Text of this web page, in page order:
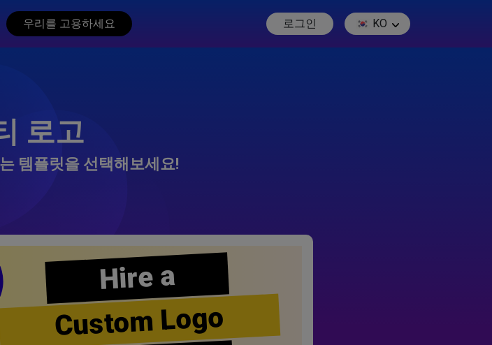
우리를 고용하세요 로그인 KO
로고
템플릿을 선택해보세요!
Hire a
Custom Logo